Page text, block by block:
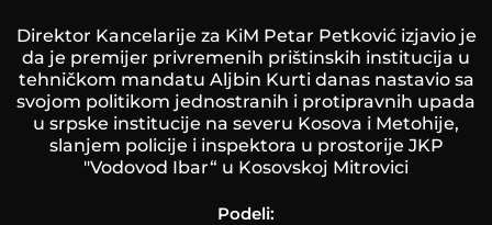
Direktor Kancelarije za KiM Petar Petković izjavio je
da je premijer privremenih prištinskih institucija u
tehničkom mandatu Aljbin Kurti danas nastavio sa
svojom politikom jednostranih i protipravnih upada
u srpske institucije na severu Kosova i Metohije,
slanjem policije i inspektora u prostorije JKP
"Vodovod Ibar“ u Kosovskoj Mitrovici
Podeli: